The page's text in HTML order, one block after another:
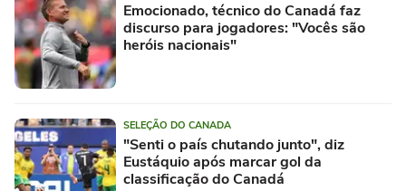
Emocionado, técnico do Canadá faz
discurso para jogadores: "Vocês são
heróis nacionais"
SELEÇÃO DO CANADA
"Senti o país chutando junto", diz
Eustáquio após marcar gol da
classificação do Canadá